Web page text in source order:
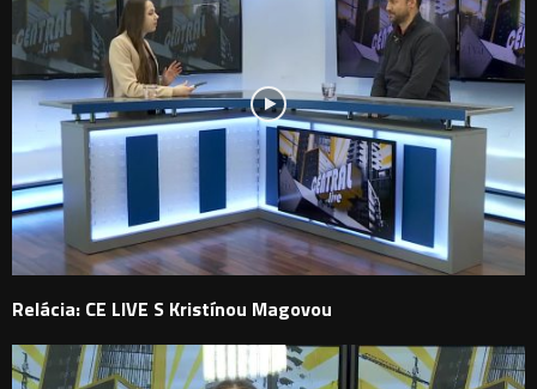
Relácia: CE LIVE S Kristínou Magovou